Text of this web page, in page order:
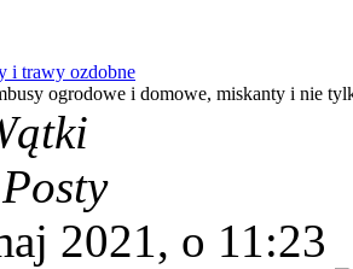
i trawy ozdobne
ogrodowe i domowe, miskanty i nie
Posty
2021, o 11:23